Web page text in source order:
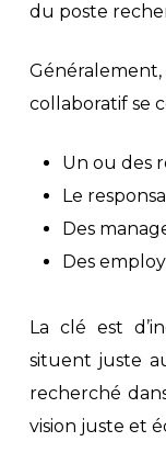
du poste
collaboratif se
Un ou des
Le
Des
Des
La clé est
situent juste
recherché
vision juste et